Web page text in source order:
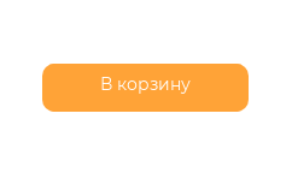
В корзину